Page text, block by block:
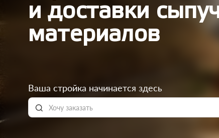
и доставки
материалов
Ваша стройка начинается здесь